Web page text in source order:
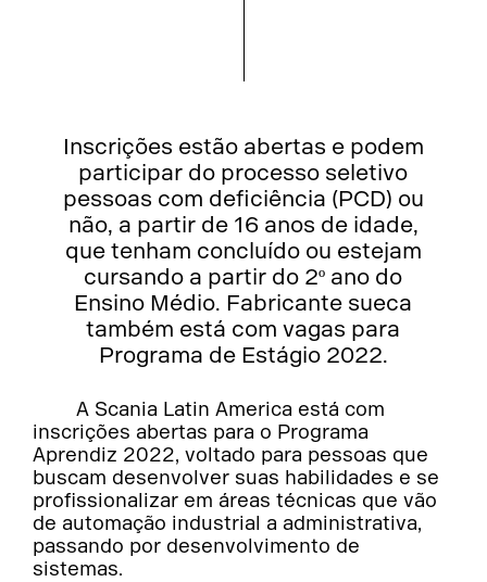
Inscrições estão abertas e podem
participar do processo seletivo
pessoas com deficiência (PCD) ou
não, a partir de 16 anos de idade,
que tenham concluído ou estejam
cursando a partir do 2º ano do
Ensino Médio. Fabricante sueca
também está com vagas para
Programa de Estágio 2022.
A Scania Latin America está com
inscrições abertas para o Programa
Aprendiz 2022, voltado para pessoas que
buscam desenvolver suas habilidades e se
profissionalizar em áreas técnicas que vão
de automação industrial a administrativa,
passando por desenvolvimento de
sistemas.